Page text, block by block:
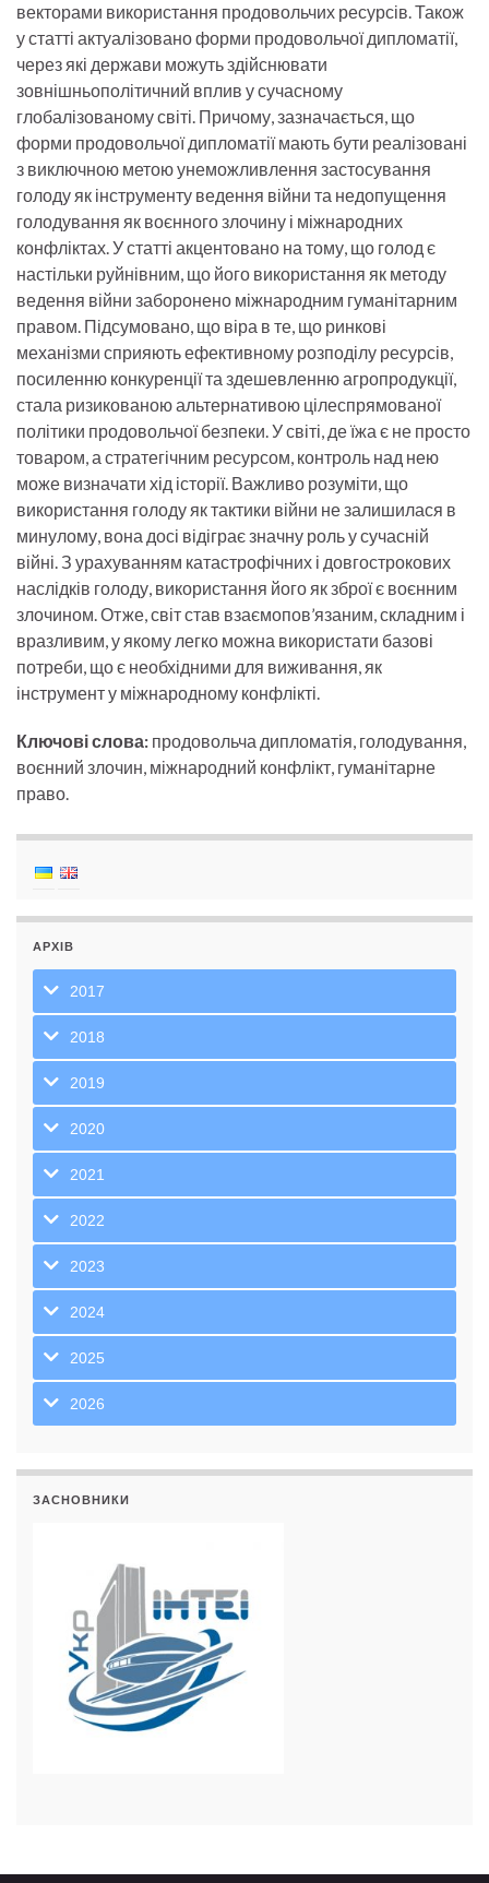
векторами використання продовольчих ресурсів. Також
у статті актуалізовано форми продовольчої дипломатії,
через які держави можуть здійснювати
зовнішньополітичний вплив у сучасному
глобалізованому світі. Причому, зазначається, що
форми продовольчої дипломатії мають бути реалізовані
з виключною метою унеможливлення застосування
голоду як інструменту ведення війни та недопущення
голодування як воєнного злочину і міжнародних
конфліктах. У статті акцентовано на тому, що голод є
настільки руйнівним, що його використання як методу
ведення війни заборонено міжнародним гуманітарним
правом. Підсумовано, що віра в те, що ринкові
механізми сприяють ефективному розподілу ресурсів,
посиленню конкуренції та здешевленню агропродукції,
стала ризикованою альтернативою цілеспрямованої
політики продовольчої безпеки. У світі, де їжа є не просто
товаром, а стратегічним ресурсом, контроль над нею
може визначати хід історії. Важливо розуміти, що
використання голоду як тактики війни не залишилася в
минулому, вона досі відіграє значну роль у сучасній
війні. З урахуванням катастрофічних і довгострокових
наслідків голоду, використання його як зброї є воєнним
злочином. Отже, світ став взаємопов’язаним, складним і
вразливим, у якому легко можна використати базові
потреби, що є необхідними для виживання, як
інструмент у міжнародному конфлікті.
Ключові слова: продовольча дипломатія, голодування,
воєнний злочин, міжнародний конфлікт, гуманітарне
право.
АРХІВ
2017
2018
2019
2020
2021
2022
2023
2024
2025
2026
ЗАСНОВНИКИ